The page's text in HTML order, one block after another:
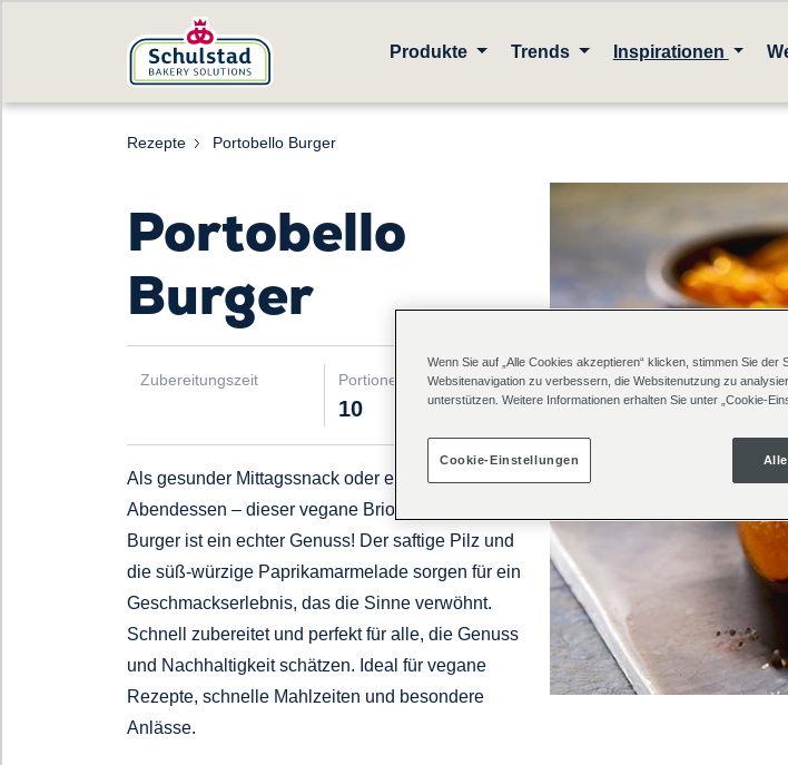
Produkte Trends Inspirationen
Rezepte Portobello Burger
Portobello
Burger
Zubereitungszeit Portionen
10
Als gesunder Mittagssnack oder ein gemütliches
Abendessen – dieser vegane Brioche Portobello
Burger ist ein echter Genuss! Der saftige Pilz und
die süß-würzige Paprikamarmelade sorgen für ein
Geschmackserlebnis, das die Sinne verwöhnt.
Schnell zubereitet und perfekt für alle, die Genuss
und Nachhaltigkeit schätzen. Ideal für vegane
Rezepte, schnelle Mahlzeiten und besondere
Anlässe.
Wenn Sie auf „Alle Cookies akzeptieren“ klicken, stimmen Sie
Websitenavigation zu verbessern, die Websitenutzung zu
unterstützen. Weitere Informationen erhalten Sie unter „Cookie-
Cookie-Einstellungen